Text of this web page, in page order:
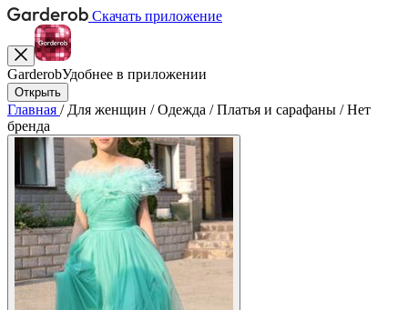
Скачать приложение
GarderobУдобнее в приложении
Открыть
Главная / Для женщин /Одежда /Платья и сарафаны /Нет
бренда